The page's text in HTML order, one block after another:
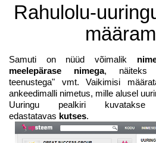
Rahulolu-
Samuti on nüüd võimalik
meelepärase nimega, näiteks
teenustega" vmt. Vaikimisi
ankeedimalli nimetus, mille alusel
Uuringu pealkiri kuvatakse
edastatavas kutses.